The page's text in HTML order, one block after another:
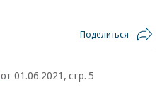
Поделиться
от 01.06.2021, стр. 5